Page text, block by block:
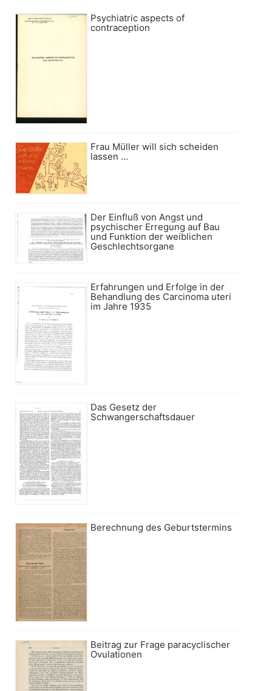
Psychiatric aspects of
contraception
Frau Müller will sich scheiden
lassen ...
Der Einfluß von Angst und
psychischer Erregung auf Bau
und Funktion der weiblichen
Geschlechtsorgane
Erfahrungen und Erfolge in der
Behandlung des Carcinoma uteri
im Jahre 1935
Das Gesetz der
Schwangerschaftsdauer
Berechnung des Geburtstermins
Beitrag zur Frage paracyclischer
Ovulationen